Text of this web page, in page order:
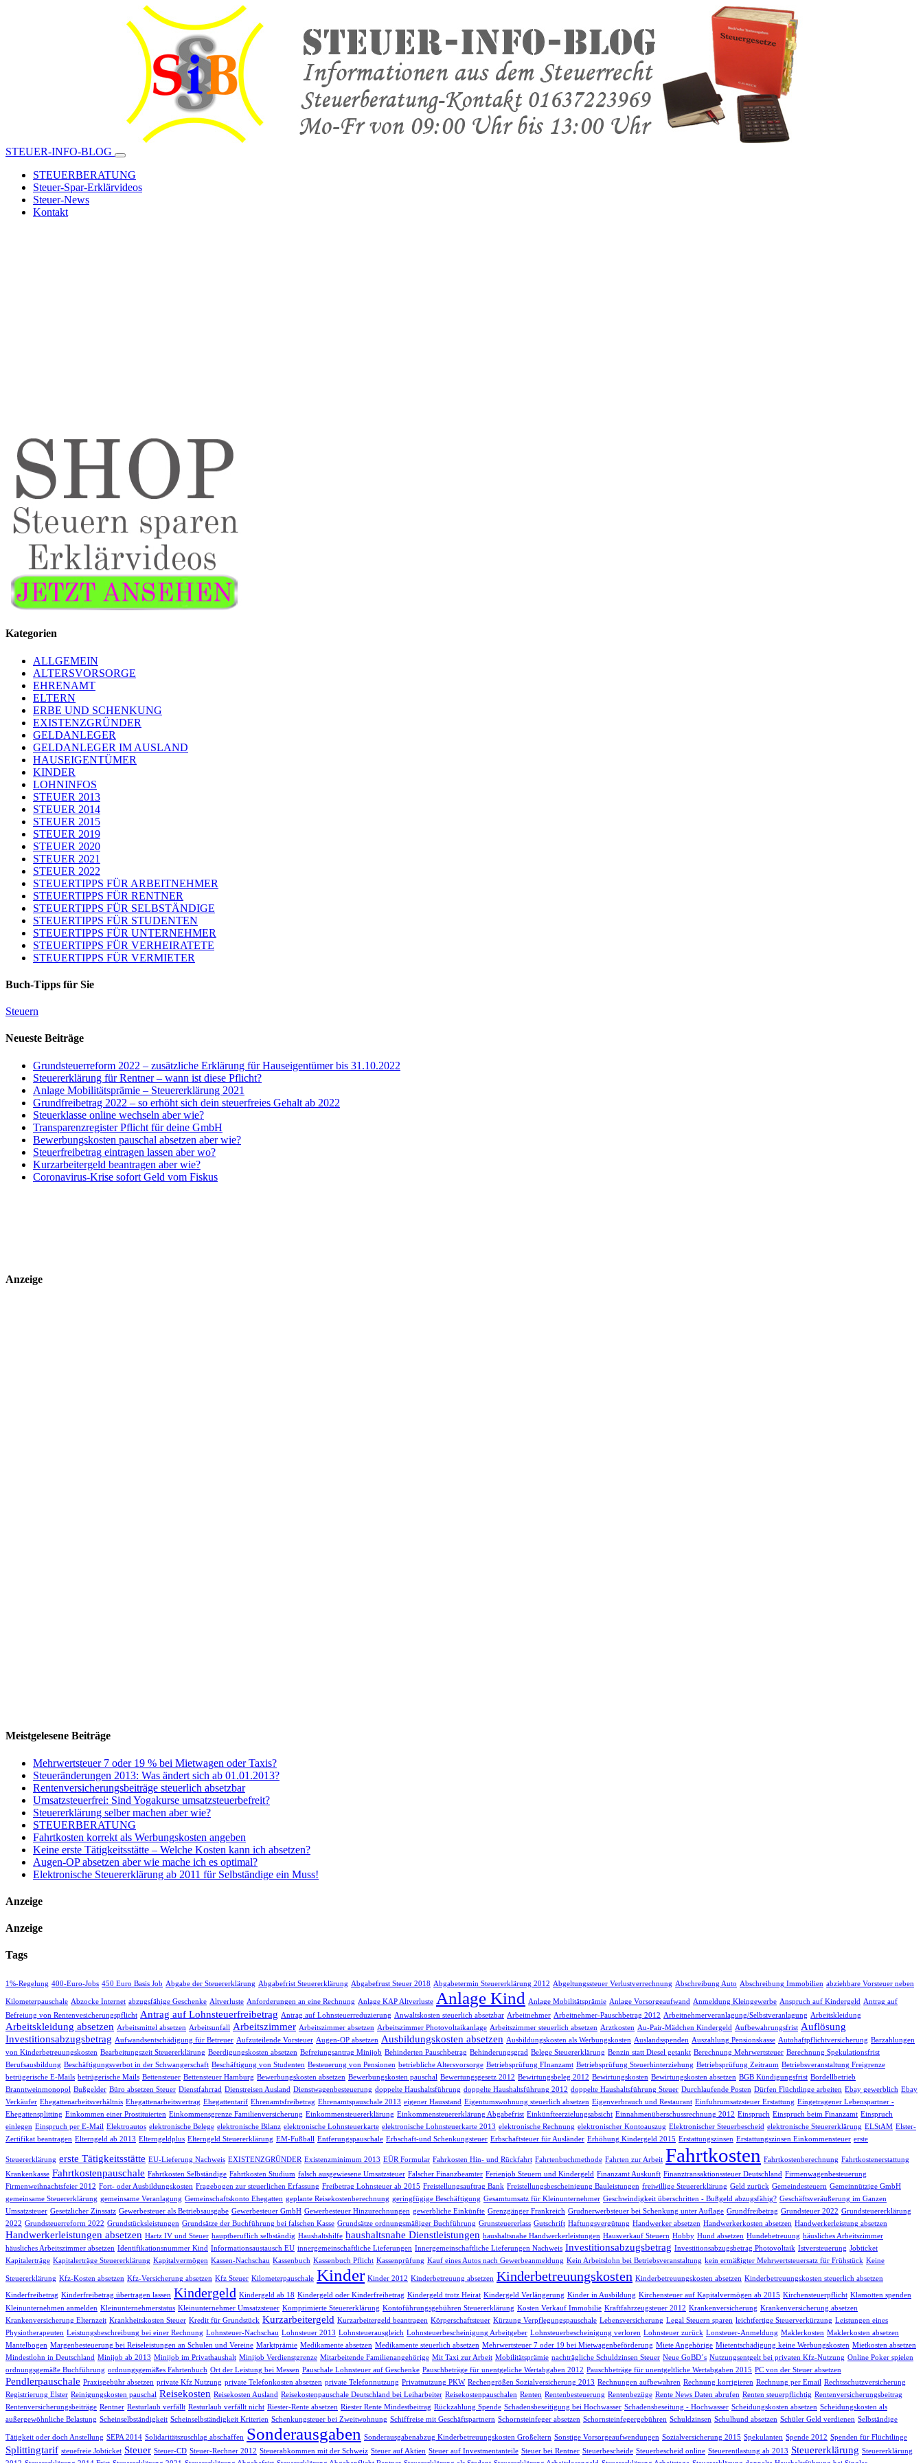
STEUER-INFO-BLOG
STEUERBERATUNG
Steuer-Spar-Erklärvideos
Steuer-News
Kontakt
Kategorien
ALLGEMEIN
ALTERSVORSORGE
EHRENAMT
ELTERN
ERBE UND SCHENKUNG
EXISTENZGRÜNDER
GELDANLEGER
GELDANLEGER IM AUSLAND
HAUSEIGENTÜMER
KINDER
LOHNINFOS
STEUER 2013
STEUER 2014
STEUER 2015
STEUER 2019
STEUER 2020
STEUER 2021
STEUER 2022
STEUERTIPPS FÜR ARBEITNEHMER
STEUERTIPPS FÜR RENTNER
STEUERTIPPS FÜR SELBSTÄNDIGE
STEUERTIPPS FÜR STUDENTEN
STEUERTIPPS FÜR UNTERNEHMER
STEUERTIPPS FÜR VERHEIRATETE
STEUERTIPPS FÜR VERMIETER
Buch-Tipps für Sie
Steuern
Neueste Beiträge
Grundsteuerreform 2022 – zusätzliche Erklärung für Hauseigentümer bis 31.10.2022
Steuererklärung für Rentner – wann ist diese Pflicht?
Anlage Mobilitätsprämie – Steuererklärung 2021
Grundfreibetrag 2022 – so erhöht sich dein steuerfreies Gehalt ab 2022
Steuerklasse online wechseln aber wie?
Transparenzregister Pflicht für deine GmbH
Bewerbungskosten pauschal absetzen aber wie?
Steuerfreibetrag eintragen lassen aber wo?
Kurzarbeitergeld beantragen aber wie?
Coronavirus-Krise sofort Geld vom Fiskus
Anzeige
Meistgelesene Beiträge
Mehrwertsteuer 7 oder 19 % bei Mietwagen oder Taxis?
Steueränderungen 2013: Was ändert sich ab 01.01.2013?
Rentenversicherungsbeiträge steuerlich absetzbar
Umsatzsteuerfrei: Sind Yogakurse umsatzsteuerbefreit?
Steuererklärung selber machen aber wie?
STEUERBERATUNG
Fahrtkosten korrekt als Werbungskosten angeben
Keine erste Tätigkeitsstätte – Welche Kosten kann ich absetzen?
Augen-OP absetzen aber wie mache ich es optimal?
Elektronische Steuererklärung ab 2011 für Selbständige ein Muss!
Anzeige
Anzeige
Tags
1%-Regelung 400-Euro-Jobs 450 Euro Basis Job Abgabe der Steuererklärung Abgabefrist Steuererklärung Abgabefrust Steuer 2018 Abgabetermin Steuererklärung 2012 Abgeltungssteuer Verlustverrechnung Abschreibung Auto Abschreibung Immobilien abziehbare Vorsteuer neben
Kilometerpauschale Abzocke Internet abzugsfähige Geschenke Altverluste Anforderungen an eine Rechnung Anlage KAP Altverluste Anlage Kind Anlage Mobilitätsprämie Anlage Vorsorgeaufwand Anmeldung Kleingewerbe Anspruch auf Kindergeld
Antrag auf
Befreiung von Rentenvesicherungspflicht Antrag auf Lohnsteuerfreibetrag Antrag auf Lohnsteuerreduzierung Anwaltskosten steuerlich absetzbar Arbeitnehmer Arbeitnehmer-Pauschbetrag 2012 Arbeitnehmerveranlagung/Selbstveranlagung Arbeitskleidung
Arbeitskleidung absetzen Arbeitsmittel absetzen Arbeitsunfall Arbeitszimmer Arbeitszimmer absetzen Arbeitszimmer Photovoltaikanlage Arbeitszimmer steuerlich absetzen Arztkosten Au-Pair-Mädchen Kindergeld Aufbewahrungsfrist Auflösung
Investitionsabzugsbetrag Aufwandsentschädigung für Betreuer Aufzuteilende Vorsteuer Augen-OP absetzen Ausbildungskosten absetzen Ausbildungskosten als Werbungskosten Auslandsspenden Auszahlung Pensionskasse Autohaftpflichtversicherung Barzahlungen
von Kinderbetreuungskosten Bearbeitungszeit Steuererklärung Beerdigungskosten absetzen Befreiungsantrag Minijob Behinderten Pauschbetrag Behinderungsgrad Belege Steuererklärung Benzin statt Diesel getankt Berechnung Mehrwertsteuer Berechnung Spekulationsfrist
Berufsausbildung Beschäftigungsverbot in der Schwangerschaft Beschäftigung von Studenten Besteuerung von Pensionen betriebliche Altersvorsorge Betriebsprüfung FInanzamt Betriebsprüfung Steuerhinterziehung Betriebsprüfung Zeitraum Betriebsveranstaltung Freigrenze
betrügerische E-Mails betrügerische Mails Bettensteuer Bettensteuer Hamburg Bewerbungskosten absetzen Bewerbungskosten pauschal Bewertungsgesetz 2012 Bewirtungsbeleg 2012 Bewirtungskosten Bewirtungskosten absetzen BGB Kündigungsfrist Bordellbetrieb
Branntweinmonopol Bußgelder Büro absetzen Steuer Dienstfahrrad Dienstreisen Ausland Dienstwagenbesteuerung doppelte Haushaltsführung doppelte Haushaltsführung 2012 doppelte Haushaltsführung Steuer Durchlaufende Posten Dürfen Flüchtlinge arbeiten Ebay gewerblich Ebay
Verkäufer Ehegattenarbeitsverhältnis Ehegattenarbeitsvertrag Ehegattentarif Ehrenamtsfreibetrag Ehrenamtspauschale 2013 eigener Hausstand Eigentumswohnung steuerlich absetzen Eigenverbrauch und Restaurant Einfuhrumsatzsteuer Erstattung Eingetragener Lebenspartner -
Ehegattensplitting Einkommen einer Prostituierten Einkommensgrenze Familienversicherung Einkommensteuererklärung Einkommensteuererklärung Abgabefrist Einkünfteerzielungsabsicht Einnahmenüberschussrechnung 2012 Einspruch Einspruch beim Finanzamt Einspruch
einlegen Einspruch per E-Mail Elektroautos elektronische Belege elektronische Bilanz elektronische Lohnsteuerkarte elektronische Lohnsteuerkarte 2013 elektronische Rechnung elektronischer Kontoauszug Elektronischer Steuerbescheid elektronische Steuererklärung ELStAM Elster-
Zertifikat beantragen Elterngeld ab 2013 Elterngeldplus Elterngeld Steuererklärung EM-Fußball Entferungspauschale Erbschaft-und Schenkungsteuer Erbschaftsteuer für Ausländer Erhöhung Kindergeld 2015 Erstattungszinsen Erstattungszinsen Einkommensteuer erste
Steuererklärung erste Tätigkeitsstätte EU-Lieferung Nachweis EXISTENZGRÜNDER Existenzminimum 2013 EÜR Formular Fahrkosten Hin- und Rückfahrt Fahrtenbuchmethode Fahrten zur Arbeit Fahrtkosten Fahrtkostenberechnung Fahrtkostenerstattung
Krankenkasse Fahrtkostenpauschale Fahrtkosten Selbständige Fahrtkosten Studium falsch ausgewiesene Umsatzsteuer Falscher Finanzbeamter Ferienjob Steuern und Kindergeld Finanzamt Auskunft Finanztransaktionssteuer Deutschland Firmenwagenbesteuerung
Firmenweihnachtsfeier 2012 Fort- oder Ausbildungskosten Fragebogen zur steuerlichen Erfassung Freibetrag Lohnsteuer ab 2015 Freistellungsauftrag Bank Freistellungsbescheinigung Bauleistungen freiwillige Steuererklärung Geld zurück Gemeindesteuern Gemeinnützige GmbH
gemeinsame Steuererklärung gemeinsame Veranlagung Gemeinschaftskonto Ehegatten geplante Reisekostenberechnung geringfügige Beschäftigung Gesamtumsatz für Kleinunternehmer Geschwindigkeit überschritten - Bußgeld abzugsfähig? Geschäftsveräußerung im Ganzen
Umsatzsteuer Gesetzlicher Zinssatz Gewerbesteuer als Betriebsausgabe Gewerbesteuer GmbH Gewerbesteuer Hinzurechnungen gewerbliche Einkünfte Grenzgänger Frankreich Grudnerwerbsteuer bei Schenkung unter Auflage Grundfreibetrag Grundsteuer 2022 Grundsteuererklärung
2022 Grundsteuerreform 2022 Grundstücksleistungen Grundsätze der Buchführung bei falschen Kasse Grundsätze ordnungsmäßiger Buchführung Grunsteuererlass Gutschrift Haftungsvergütung Handwerker absetzen Handwerkerkosten absetzen Handwerkerleistung absetzen
Handwerkerleistungen absetzen Hartz IV und Steuer hauptberuflich selbständig Haushaltshilfe haushaltsnahe Dienstleistungen haushaltsnahe Handwerkerleistungen Hausverkauf Steuern Hobby Hund absetzen Hundebetreuung häusliches Arbeitszimmer
häusliches Arbeitszimmer absetzen Identifikationsnummer Kind Informationsaustausch EU innergemeinschaftliche Lieferungen Innergemeinschaftliche Lieferungen Nachweis Investitionsabzugsbetrag Investitionsabzugsbetrag Photovoltaik Istversteuerung Jobticket
Kapitalerträge Kapitalerträge Steuererklärung Kapitalvermögen Kassen-Nachschau Kassenbuch Kassenbuch Pflicht Kassenprüfung Kauf eines Autos nach Gewerbeanmeldung Kein Arbeitslohn bei Betriebsveranstaltung kein ermäßigter Mehrwertsteuersatz für Frühstück Keine
Steuererklärung Kfz-Kosten absetzen Kfz-Versicherung absetzen Kfz Steuer Kilometerpauschale Kinder Kinder 2012 Kinderbetreuung absetzen Kinderbetreuungskosten Kinderbetreuungskosten absetzen Kinderbetreuungskosten steuerlich absetzen
Kinderfreibetrag Kinderfreibetrag übertragen lassen Kindergeld Kindergeld ab 18 Kindergeld oder Kinderfreibetrag Kindergeld trotz Heirat Kindergeld Verlängerung Kinder in Ausbildung Kirchensteuer auf Kapitalvermögen ab 2015 Kirchensteuerpflicht Klamotten spenden
Kleinunternehmen anmelden Kleinunternehmerstatus Kleinunternehmer Umsatzsteuer Komprimierte Steuererklärung Kontoführungsgebühren Steuererklärung Kosten Verkauf Immobilie Kraftfahrzeugsteuer 2012 Krankenversicherung Krankenversicherung absetzen
Krankenversicherung Elternzeit Krankheitskosten Steuer Kredit für Grundstück Kurzarbeitergeld Kurzarbeitergeld beantragen Körperschaftsteuer Kürzung Verpflegungspauschale Lebensversicherung Legal Steuern sparen leichtfertige Steuerverkürzung Leistungen eines
Physiotherapeuten Leistungsbeschreibung bei einer Rechnung Lohnsteuer-Nachschau Lohnsteuer 2013 Lohnsteuerausgleich Lohnsteuerbescheinigung Arbeitgeber Lohnsteuerbescheinigung verloren Lohnsteuer zurück Lonsteuer-Anmeldung Maklerkosten Maklerkosten absetzen
Mantelbogen Margenbesteuerung bei Reiseleistungen an Schulen und Vereine Marktprämie Medikamente absetzen Medikamente steuerlich absetzen Mehrwertsteuer 7 oder 19 bei Mietwagenbeförderung Miete Angehörige Mietentschädigung keine Werbungskosten Mietkosten absetzen
Mindestlohn in Deutschland Minijob ab 2013 Minijob im Privathaushalt Minijob Verdienstgrenze Mitarbeitende Familienangehörige Mit Taxi zur Arbeit Mobilitätsprämie nachträgliche Schuldzinsen Steuer Neue GoBD´s Nutzungsentgelt bei privaten Kfz-Nutzung Online Poker spielen
ordnungsgemäße Buchführung ordnungsgemäßes Fahrtenbuch Ort der Leistung bei Messen Pauschale Lohnsteuer auf Geschenke Pauschbeträge für unentgeliche Wertabgaben 2012 Pauschbeträge für unentgeltliche Wertabgaben 2015 PC von der Steuer absetzen
Pendlerpauschale Praxisgebühr absetzen private Kfz Nutzung private Telefonkosten absetzen private Telefonnutzung Privatnutzung PKW Rechengrößen Sozialversicherung 2013 Rechnungen aufbewahren Rechnung korrigieren Rechnung per Email Rechtsschutzversicherung
Registrierung Elster Reinigungskosten pauschal Reisekosten Reisekosten Ausland Reisekostenpauschale Deutschland bei Leiharbeiter Reisekostenpauschalen Renten Rentenbesteuerung Rentenbezüge Rente News Daten abrufen Renten steuerpflichtig Rentenversicherungsbeitrag
Rentenversicherungsbeiträge Rentner Resturlaub verfällt Resturlaub verfällt nicht Riester-Rente absetzen Riester Rente Mindestbeitrag Rückzahlung Spende Schadensbeseitigung bei Hochwasser Schadensbeseitung - Hochwasser Scheidungskosten absetzen Scheidungskosten als
außergewöhnliche Belastung Scheinselbständigkeit Scheinselbständigkeit Kriterien Schenkungsteuer bei Zweitwohnung Schiffreise mit Geschäftspartnern Schornsteinfeger absetzen Schornsteinfegergebühren Schuldzinsen Schulhund absetzen Schüler Geld verdienen Selbständige
Tätigkeit oder doch Anstellung SEPA 2014 Solidaritätszuschlag abschaffen Sonderausgaben Sonderausgabenabzug Kinderbetreuungskosten Großeltern Sonstige Vorsorgeaufwendungen Sozialversicherung 2015 Spekulanten Spende 2012 Spenden für Flüchtlinge
Splittingtarif steuefreie Jobticket Steuer Steuer-CD Steuer-Rechner 2012 Steuerabkommen mit der Schweiz Steuer auf Aktien Steuer auf Investmentanteile Steuer bei Rentner Steuerbescheide Steuerbescheid online Steuerentlastung ab 2013 Steuererklärung Steuererklärung